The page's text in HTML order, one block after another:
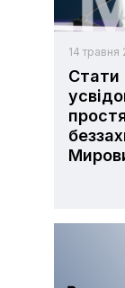
14 травня
Стати